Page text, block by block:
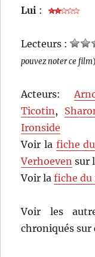
Lui :
Lecteurs :
pouvez noter ce film)
Acteurs:
Ticotin ,
Ironside
Voir la fiche
Verhoeven sur
Voir lafiche
Voir les
chroniqués sur